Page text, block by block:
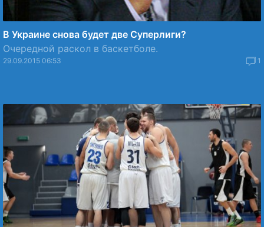
В Украине снова будет две Суперлиги?
Очередной раскол в баскетболе.
29.09.2015 06:53 1